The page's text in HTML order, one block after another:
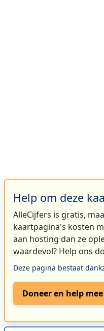
Help om deze
AlleCijfers is gratis,
kaartpagina's kosten
aan hosting dan ze
waardevol? Help ons
Deze pagina bestaat
Doneer en help mee